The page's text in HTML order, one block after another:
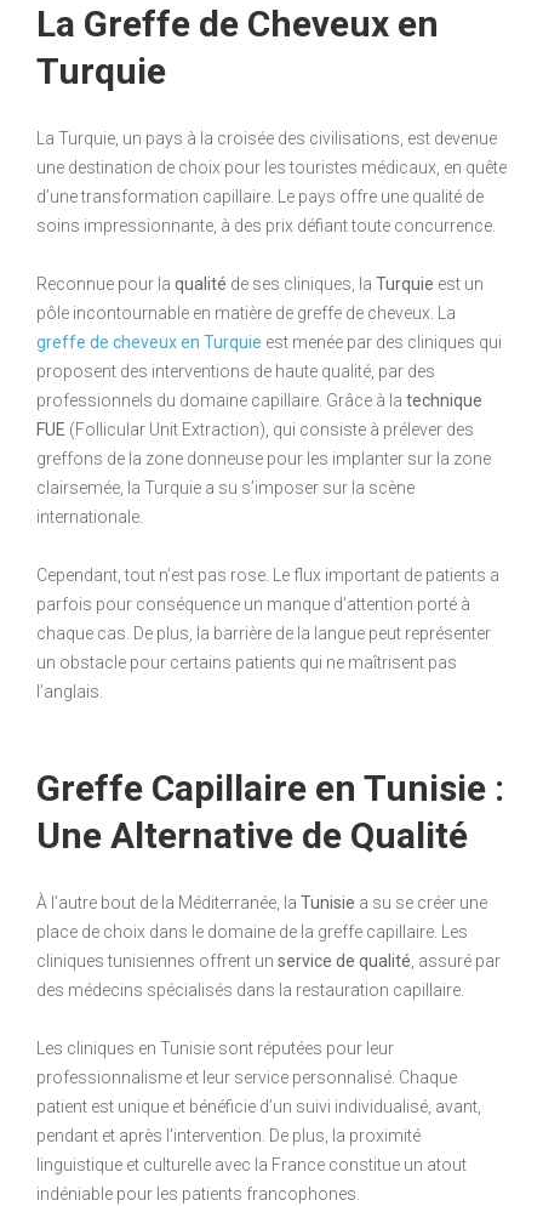
La Greffe de Cheveux en
Turquie
La Turquie, un pays à la croisée des civilisations, est devenue
une destination de choix pour les touristes médicaux, en quête
d’une transformation capillaire. Le pays offre une qualité de
soins impressionnante, à des prix défiant toute concurrence.
Reconnue pour la qualité de ses cliniques, la Turquie est un
pôle incontournable en matière de greffe de cheveux. La
greffe de cheveux en Turquie est menée par des cliniques qui
proposent des interventions de haute qualité, par des
professionnels du domaine capillaire. Grâce à la technique
FUE (Follicular Unit Extraction), qui consiste à prélever des
greffons de la zone donneuse pour les implanter sur la zone
clairsemée, la Turquie a su s’imposer sur la scène
internationale.
Cependant, tout n’est pas rose. Le flux important de patients a
parfois pour conséquence un manque d’attention porté à
chaque cas. De plus, la barrière de la langue peut représenter
un obstacle pour certains patients qui ne maîtrisent pas
l’anglais.
Greffe Capillaire en Tunisie :
Une Alternative de Qualité
À l’autre bout de la Méditerranée, la Tunisie a su se créer une
place de choix dans le domaine de la greffe capillaire. Les
cliniques tunisiennes offrent un service de qualité , assuré par
des médecins spécialisés dans la restauration capillaire.
Les cliniques en Tunisie sont réputées pour leur
professionnalisme et leur service personnalisé. Chaque
patient est unique et bénéficie d’un suivi individualisé, avant,
pendant et après l’intervention. De plus, la proximité
linguistique et culturelle avec la France constitue un atout
indéniable pour les patients francophones.